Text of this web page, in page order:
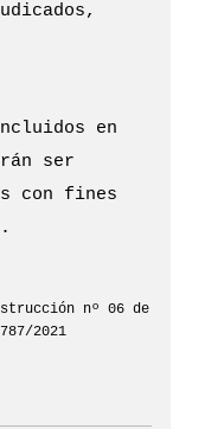
en
ser
con fines
nº 06 de
2021